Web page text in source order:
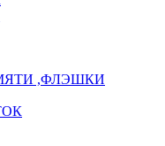
,ФЛЭШКИ